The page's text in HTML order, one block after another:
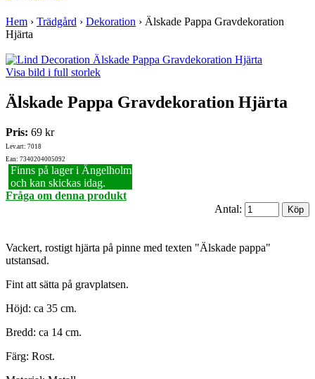
Hem › Trädgård › Dekoration › Älskade Pappa Gravdekoration
Hjärta
Visa bild i full storlek
Älskade Pappa Gravdekoration Hjärta
Pris: 69 kr
Lev.art: 7018
Ean: 7340204005092
Finns på lager i Ängelholm
och kan skickas idag.
Fråga om denna produkt
Antal:
Vackert, rostigt hjärta på pinne med texten "Älskade pappa"
utstansad.
Fint att sätta på gravplatsen.
Höjd: ca 35 cm.
Bredd: ca 14 cm.
Färg: Rost.